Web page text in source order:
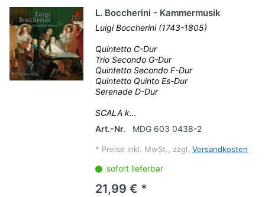
L. Boccherini - Kammermusik
Luigi Boccherini (1743-1805)
Quintetto C-Dur
Trio Secondo G-Dur
Quintetto Secondo F-Dur
Quintetto Quinto Es-Dur
Serenade D-Dur
SCALA k...
Art.-Nr.
MDG 603 0438-2
* Preise inkl. MwSt., zzgl. Versandkosten
sofort lieferbar
21,99 € *